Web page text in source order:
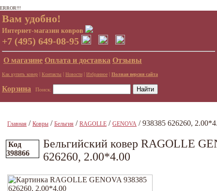
ERROR!!!
Вам удобно!
Интернет-магазин ковров
+7 (495) 649-08-95
О магазине Оплата и доставка Отзывы
Как купить ковер | Контакты | Новости | Избранное | Полная версия сайта
Корзина Поиск:
Главная / Ковры / Бельгия / RAGOLLE / GENOVA / 938385 626260,
Код
398866
Бельгийский ковер RAGOLLE
626260, 2.00*4.00